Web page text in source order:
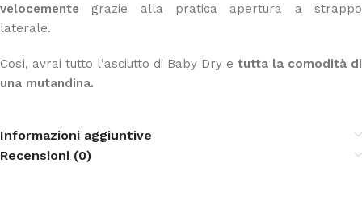
velocemente grazie alla pratica apertura a strappo
laterale.
Così, avrai tutto l’asciutto di Baby Dry e tutta la comodità di
una mutandina.
Informazioni aggiuntive
Recensioni (0)